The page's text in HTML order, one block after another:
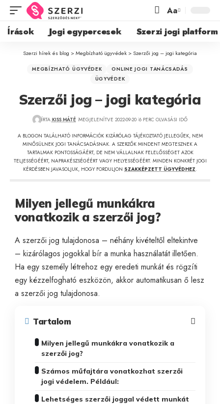
Aa
Írások Jogi egypercesek Szerzi jogi platform
Szerzi hírek és blog >Megbízható ügyvédek > Szerzői jog – jogi kategória
MEGBÍZHATÓ ÜGYVÉDEK
ONLINE JOGI TANÁCSADÁS
ÜGYVÉDEK
Szerzői jog – jogi kategória
ÍRTA:KISS MÁTÉ MEGJELENÍTVE 2022-09-20 6 PERC OLVASÁSI IDŐ
A BLOGON TALÁLHATÓ INFORMÁCIÓK KIZÁRÓLAG TÁJÉKOZTATÓ JELLEGŰEK, NEM
MINŐSÜLNEK JOGI TANÁCSADÁSNAK. A SZERZŐK MINDENT MEGTESZNEK A
TARTALMAK PONTOSSÁGÁÉRT, DE NEM VÁLLALNAK FELELŐSSÉGET AZOK
TELJESSÉGÉÉRT, NAPRAKÉSZSÉGÉÉRT VAGY HELYESSÉGÉÉRT. MINDEN KONKRÉT JOGI
KÉRDÉSBEN JAVASOLJUK, HOGY FORDULJON SZAKKÉPZETT ÜGYVÉDHEZ.
Milyen jellegű munkákra
vonatkozik a szerzői jog?
A szerzői jog tulajdonosa – néhány kivételtől eltekintve
– kizárólagos jogokkal bír a munka használatát illetően.
Ha egy személy létrehoz egy eredeti munkát és rögzíti
egy kézzelfogható eszközön, akkor automatikusan ő lesz
a szerzői jog tulajdonosa.
Tartalom
Milyen jellegű munkákra vonatkozik a
szerzői jog?
Számos műfajtára vonatkozhat szerzői
jogi védelem. Például:
Lehetséges szerzői joggal védett munkát